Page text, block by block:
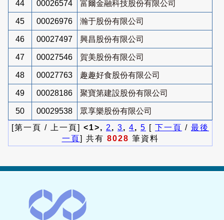
44 00026574 富爾金融科技股份有限公司
45 00026976 瀚于股份有限公司
46 00027497 興昌股份有限公司
47 00027546 賀美股份有限公司
48 00027763 趣趣好食股份有限公司
49 00028186 聚寶第建設股份有限公司
50 00029538
眾享樂股份有限公司
[第一頁 / 上一頁] <1>, 2 , 3, 4, 5 [ 下一頁 / 最後
一頁] 共有 8028 筆資料